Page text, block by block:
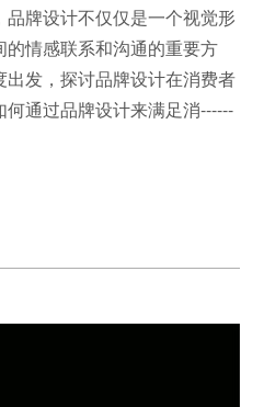
牌设计不仅仅是一个视觉形
情感联系和沟通的重要方
发，探讨品牌设计在消费者
通过品牌设计来满足消------